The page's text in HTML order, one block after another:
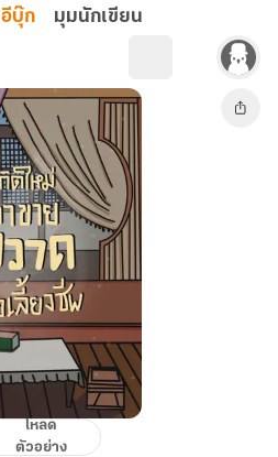
อีบุ๊ก มุมนักเขียน
โหลด
ตัวอย่าง